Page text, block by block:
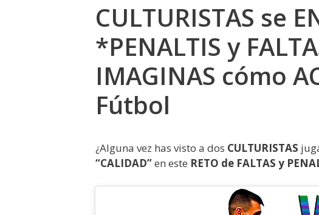
CULTURISTAS se
*PENALTIS y
IMAGINAS cómo
Fútbol
¿Alguna vez has visto a dos CULTURISTAS
“CALIDAD”en este RETO de FALTAS y